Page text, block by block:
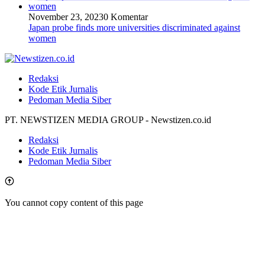
November 23, 20230 Komentar
Japan probe finds more universities discriminated against
women
Redaksi
Kode Etik Jurnalis
Pedoman Media Siber
PT. NEWSTIZEN MEDIA GROUP - Newstizen.co.id
Redaksi
Kode Etik Jurnalis
Pedoman Media Siber
You cannot copy content of this page